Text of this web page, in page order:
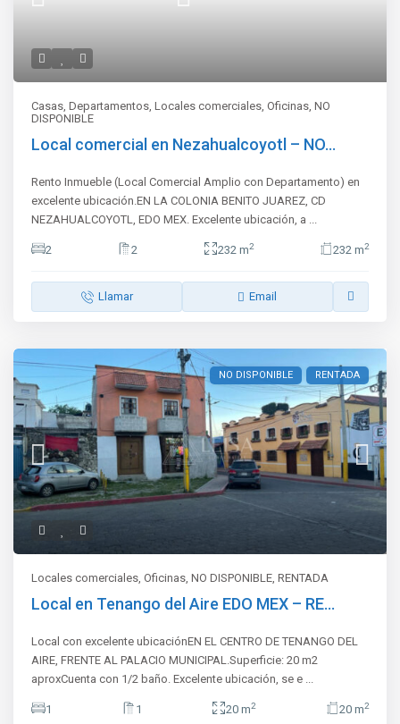
Casas,Departamentos,Locales comerciales,Oficinas,NO
DISPONIBLE
Local comercial en Nezahualcoyotl – NO...
Rento Inmueble (Local Comercial Amplio con Departamento) en
excelente ubicación.EN LA COLONIA BENITO JUAREZ, CD
NEZAHUALCOYOTL, EDO MEX. Excelente ubicación, a ...
2 2 232 m2 232 m2
Llamar Email
NO DISPONIBLE RENTADA
Locales comerciales,Oficinas,NO DISPONIBLE,RENTADA
Local en Tenango del Aire EDO MEX – RE...
Local con excelente ubicaciónEN EL CENTRO DE TENANGO DEL
AIRE, FRENTE AL PALACIO MUNICIPAL.Superficie: 20 m2
aproxCuenta con 1/2 baño. Excelente ubicación, se e ...
1 1 20 m2 20 m2